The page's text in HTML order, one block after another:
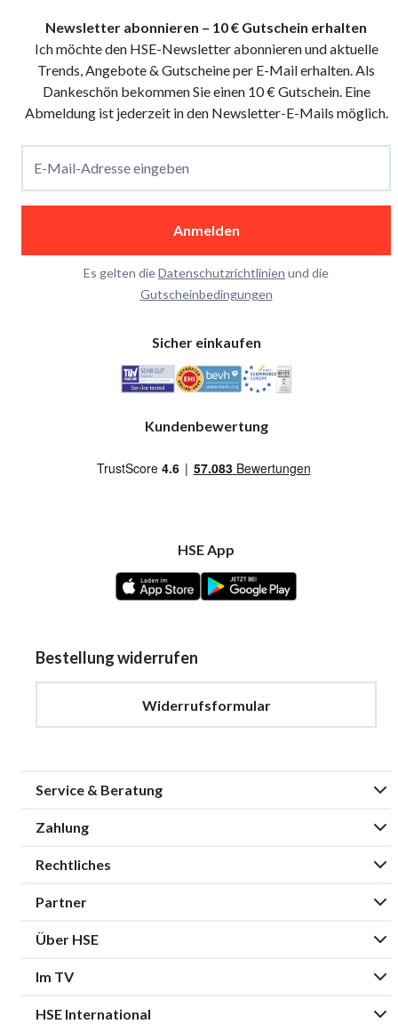
Newsletter abonnieren – 10 € Gutschein erhalten
Ich möchte den HSE-Newsletter abonnieren und aktuelle
Trends, Angebote & Gutscheine per E-Mail erhalten. Als
Dankeschön bekommen Sie einen 10 € Gutschein. Eine
Abmeldung ist jederzeit in den Newsletter-E-Mails möglich.
E-Mail-Adresse eingeben
Anmelden
Es gelten dieDatenschutzrichtlinien und die
Gutscheinbedingungen
Sicher einkaufen
Kundenbewertung
HSE App
Bestellung widerrufen
Widerrufsformular
Service & Beratung
Zahlung
Rechtliches
Partner
Über HSE
Im TV
HSE International